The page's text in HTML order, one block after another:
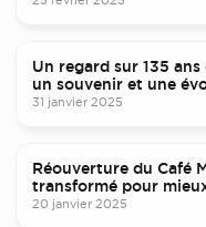
Un regard sur 135
un souvenir et une
31 janvier 2025
Réouverture du Café
transformé pour
20 janvier 2025